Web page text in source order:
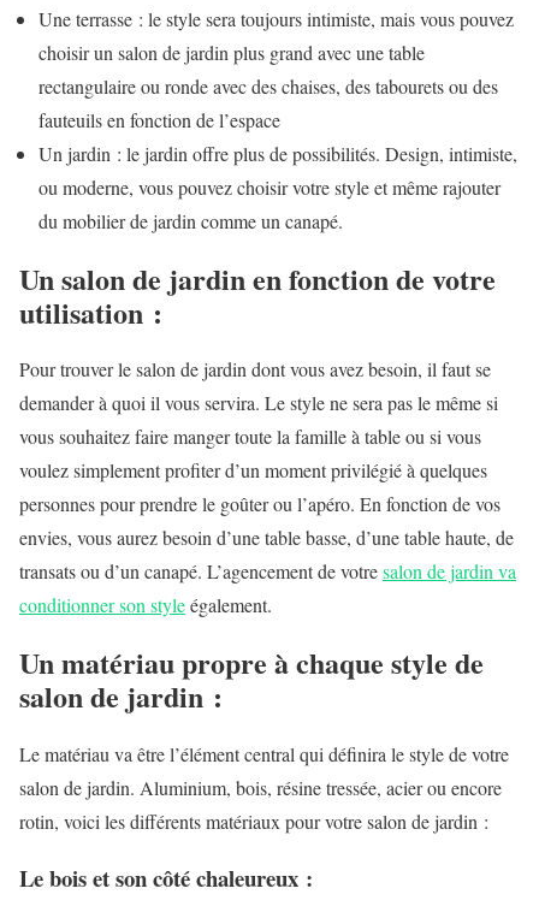
Une terrasse : le style sera toujours intimiste, mais vous pouvez
choisir un salon de jardin plus grand avec une table
rectangulaire ou ronde avec des chaises, des tabourets ou des
fauteuils en fonction de l’espace
Un jardin : le jardin offre plus de possibilités. Design, intimiste,
ou moderne, vous pouvez choisir votre style et même rajouter
du mobilier de jardin comme un canapé.
Un salon de jardin en fonction de votre
utilisation :
Pour trouver le salon de jardin dont vous avez besoin, il faut se
demander à quoi il vous servira. Le style ne sera pas le même si
vous souhaitez faire manger toute la famille à table ou si vous
voulez simplement profiter d’un moment privilégié à quelques
personnes pour prendre le goûter ou l’apéro. En fonction de vos
envies, vous aurez besoin d’une table basse, d’une table haute, de
transats ou d’un canapé. L’agencement de votresalon de jardin va
conditionner son styleégalement.
Un matériau propre à chaque style de
salon de jardin :
Le matériau va être l’élément central qui définira le style de votre
salon de jardin. Aluminium, bois, résine tressée, acier ou encore
rotin, voici les différents matériaux pour votre salon de jardin :
Le bois et son côté chaleureux :